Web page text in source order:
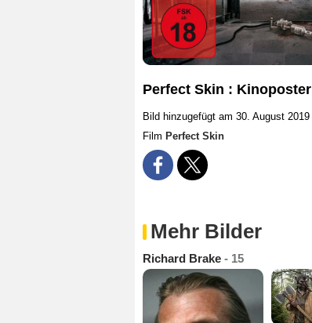
Perfect Skin : Kinoposter
Bild hinzugefügt am 30. August 2019
Film Perfect Skin
Mehr Bilder
Richard Brake - 15